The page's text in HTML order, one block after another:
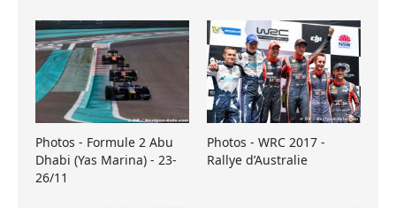
Photos - Formule 2 Abu
Dhabi (Yas Marina) - 23-
26/11
Photos - WRC 2017 -
Rallye d’Australie